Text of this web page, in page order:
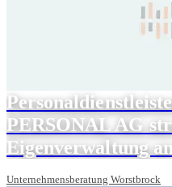
PERSONAL AG
Eigenverwaltung
Unternehmensberatung Worstbrock